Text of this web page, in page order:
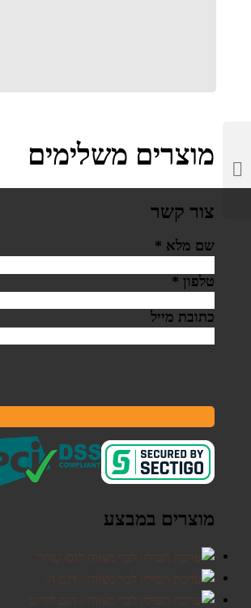
מוצרים משלימים
צור קשר
שם מלא *
טלפון *
כתובת מייל
מוצרים במבצע